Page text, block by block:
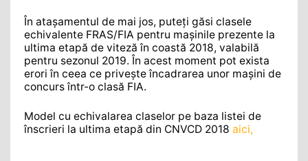
În atașamentul de mai jos, puteți găsi clasele
echivalente FRAS/FIA pentru mașinile prezente la
ultima etapă de viteză în coastă 2018, valabilă
pentru sezonul 2019. În acest moment pot exista
erori în ceea ce privește încadrarea unor mașini de
concurs într-o clasă FIA.
Model cu echivalarea claselor pe baza listei de
înscrieri la ultima etapă din CNVCD 2018 aici,